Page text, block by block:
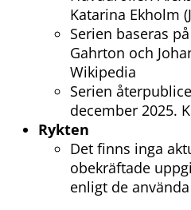
Katarina Ekholm
Serien baseras
Gahrton och
Wikipedia
Serien
december 2025.
Rykten
Det finns inga
obekräftade
enligt de